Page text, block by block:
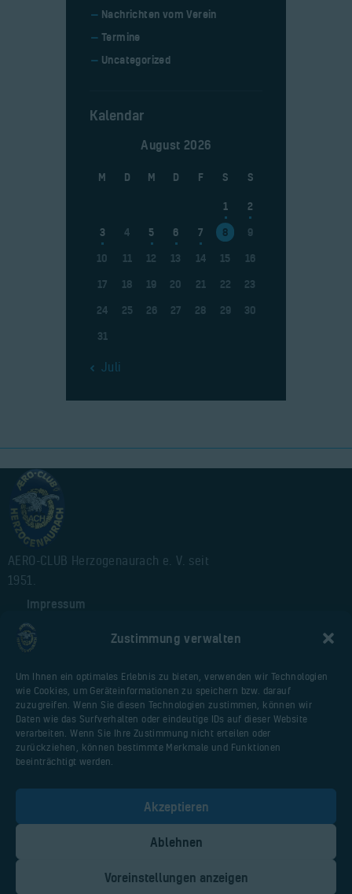
Zustimmung verwalten
Um Ihnen ein optimales Erlebnis zu bieten, verwenden wir Technologien
wie Cookies, um Geräteinformationen zu speichern bzw. darauf
zuzugreifen. Wenn Sie diesen Technologien zustimmen, können wir
Daten wie das Surfverhalten oder eindeutige IDs auf dieser Website
verarbeiten. Wenn Sie Ihre Zustimmung nicht erteilen oder
zurückziehen, können bestimmte Merkmale und Funktionen
beeinträchtigt werden.
Akzeptieren
Ablehnen
Voreinstellungen anzeigen
Nachrichten vom Verein
Termine
Uncategorized
Kalendar
August 2026
M D M D F S S
1
2
3
4 5 6 7 8
9
10
11 12 13 14 15
16
17
18 19 20 21 22
23
24
25 26 27 28 29
30
31
« Juli
AERO-CLUB Herzogenaurach e. V. seit
1951.
Impressum
Alte Webseite
Nützliche Seiten
Webseite Flugplatz
Vereinsfliegerportal
Huberschrauberschulung.de
Malter AIR Service
PPL-Theorieschule Uwe Dittmar / Anjte
AERO-CLUB Herzogenaurach e. V. ©